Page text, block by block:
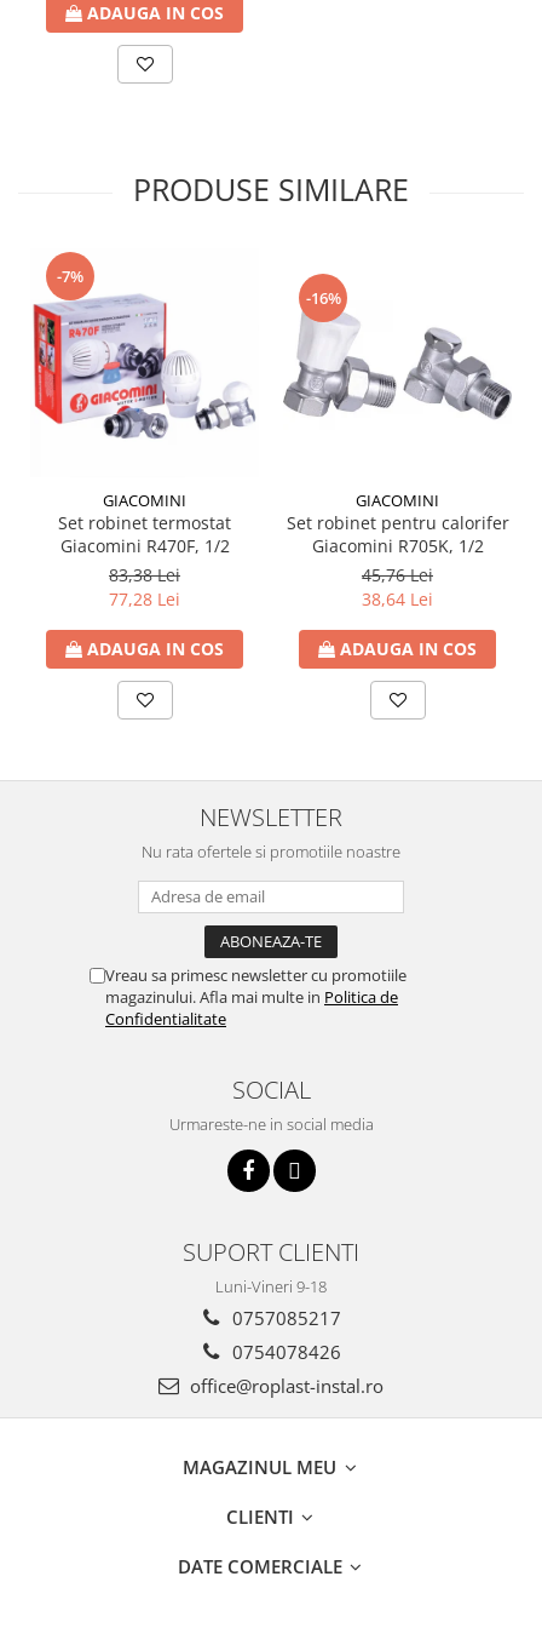
Ventilator de tubulatura
Amenajare bucatarie
Chiuvete bucatarie din compozit
Chiuveta bucatarie granit
Baterie bucatarie
Tuburi Flexibile Hota
Accesorii bucatarie
Accesorii chiuvete bucatarie
Instalatii apa/gaz/canalizare
Filtre de apa
Cartuse ( Rezerve filtre apa)
Statie Osmoza Inversa
Filtre cu autocuratare
SISTEME DE ALIMENTARE CU APA
HIDRANTI SI ACCESORII
Pompa de suprafata
Pompe pentru testare instalatii
APOMETRE/ CAMIN APOMETRE
ADAUGA IN COS
PRODUSE SIMILARE
-7%
GIACOMINI
Set robinet termostat
Giacomini R470F, 1/2
83,38 Lei
77,28 Lei
ADAUGA IN COS
-16%
GIACOMINI
Set robinet pentru calorifer
Giacomini R705K, 1/2
45,76 Lei
38,64 Lei
ADAUGA IN COS
NEWSLETTER
Nu rata ofertele si promotiile noastre
Vreau sa primesc newsletter cu promotiile
magazinului. Afla mai multe in Politica de
Confidentialitate
SOCIAL
Urmareste-ne in social media
SUPORT CLIENTI
Luni-Vineri 9-18
0757085217
0754078426
office@roplast-instal.ro
MAGAZINUL MEU
CLIENTI
DATE COMERCIALE